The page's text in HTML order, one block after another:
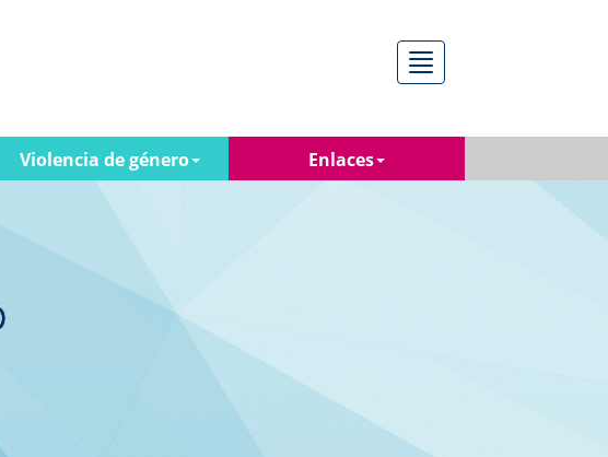
Menú
Violencia de género Enlaces